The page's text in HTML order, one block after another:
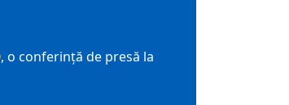
o conferință de presă la